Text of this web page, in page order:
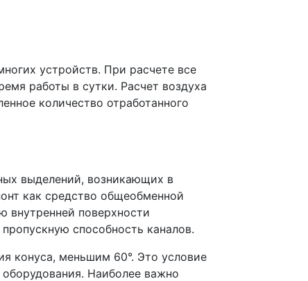
устройств. При расчете все
работы в сутки. Расчет воздуха
количество отработанного
выделений, возникающих в
как средство общеобменной
внутренней поверхности
способность каналов.
конуса, меньшим 60°. Это условие
Наиболее важно